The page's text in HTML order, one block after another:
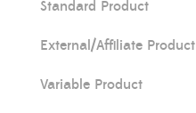
Standard Product
External/Affiliate Product
Variable Product